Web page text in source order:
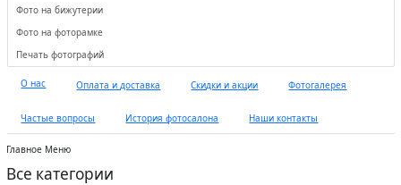
Фото на бижутерии
Фото на фоторамке
Печать фотографий
О нас Оплата и доставка Скидки и акции Фотогалерея
Частые вопросы История фотосалона Наши контакты
Главное Меню
Все категории